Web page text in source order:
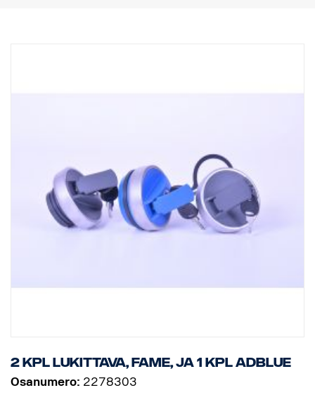
2 kpl lukittava, FAME, ja 1 kpl AdBlue
Osanumero: 2278303